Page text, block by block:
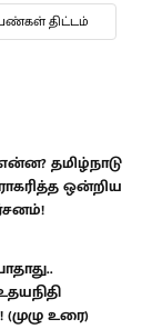
திட்டம்
தமிழ்நாடு
ஒன்றிய
உரை)